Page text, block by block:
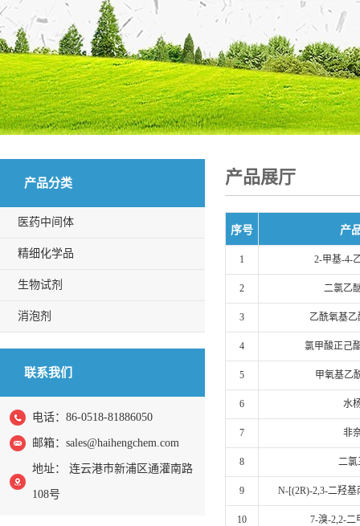
产品分类
医药中间体
精细化学品
生物试剂
消泡剂
联系我们
电话：86-0518-81886050
邮箱： sales@haihengchem.com
地址： 连云港市新浦区通灌南路
108号
产品展厅
序号 产
1 2-甲基-4-
2 二氯乙
3 乙酰氧基
4 氯甲酸正己
5 甲氧基乙
6 水
7 非
8 二氯
9 N-[(2R)-2,3-二羟
10 7-溴-2,2-二